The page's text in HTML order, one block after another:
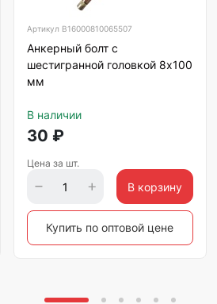
Артикул B16000810065507
Анкерный болт с
шестигранной головкой 8х100
мм
В наличии
30 ₽
Цена за шт.
В корзину
Купить по оптовой цене